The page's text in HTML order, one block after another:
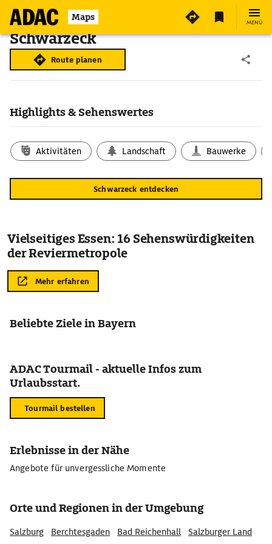
Maps MENÜ
Schwarzeck
Route planen
Highlights & Sehenswertes
Aktivitäten Landschaft Bauwerke
Schwarzeck entdecken
Vielseitiges Essen: 16 Sehenswürdigkeiten
der Reviermetropole
Mehr erfahren
Beliebte Ziele in Bayern
ADAC Tourmail - aktuelle Infos zum
Urlaubsstart.
Tourmail bestellen
Erlebnisse in der Nähe
Angebote für unvergessliche Momente
Orte und Regionen in der Umgebung
Salzburg Berchtesgaden Bad Reichenhall Salzburger Land